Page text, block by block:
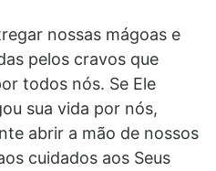
nossas mágoas e
pelos cravos que
todos nós. Se Ele
sua vida por nós,
abrir a mão de nossos
cuidados aos Seus